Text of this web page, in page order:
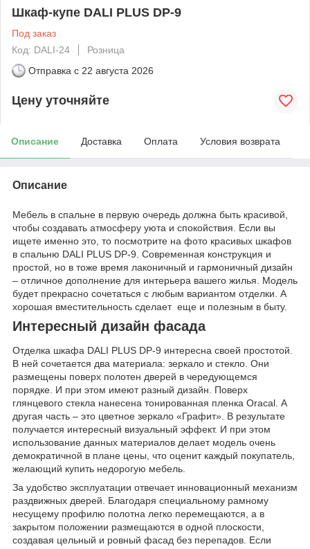
Шкаф-купе DALI PLUS DP-9
Под заказ
Код: DALI-24
Розница
Отправка с 22 августа 2026
Цену уточняйте
Описание Доставка Оплата Условия возврата
Описание
Мебель в спальне в первую очередь должна быть красивой,
чтобы создавать атмосферу уюта и спокойствия. Если вы
ищете именно это, то посмотрите на фото красивых шкафов
в спальню DALI PLUS DP-9. Современная конструкция и
простой, но в тоже время лаконичный и гармоничный дизайн
– отличное дополнение для интерьера вашего жилья. Модель
будет прекрасно сочетаться с любым вариантом отделки. А
хорошая вместительность сделает ‌ ‌еще и полезным в быту.
Интересный дизайн фасада
Отделка шкафа DALI PLUS DP-9 интересна своей простотой.
В ней сочетается два материала: зеркало и стекло. Они
размещены поверх полотен дверей в чередующемся
порядке. И при этом имеют разный дизайн. Поверх
глянцевого стекла нанесена тонированная пленка Oracal. А
другая часть – это цветное зеркало «Графит». В результате
получается интересный визуальный эффект. И при этом
использование данных материалов делает модель очень
демократичной в плане цены, что оценит каждый покупатель,
желающий купить недорогую мебель.
За удобство эксплуатации отвечает инновационный механизм
раздвижных дверей. Благодаря специальному рамному
несущему профилю полотна легко перемещаются, а в
закрытом положении размещаются в одной плоскости,
создавая цельный и ровный фасад без перепадов. Если